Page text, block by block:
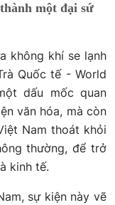
một đại sứ
không khí se lạnh
Quốc tế - World
dấu mốc quan
văn hóa, mà còn
Nam thoát khỏi
thường, để trở
kinh tế.
sự kiện này vẽ